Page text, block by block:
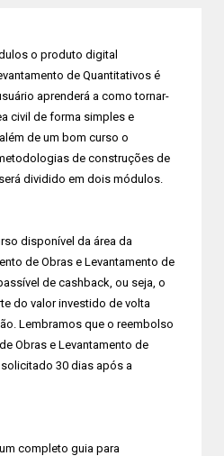
o produto digital
de Quantitativos é
aprenderá a como tornar-
civil de forma simples e
de um bom curso o
de construções de
dividido em dois módulos.
disponível da área da
de Obras e Levantamento de
de cashback, ou seja, o
do valor investido de volta
Lembramos que o reembolso
Obras e Levantamento de
30 dias após a
completo guia para